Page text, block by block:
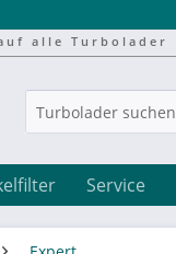
alle Turbolader
Service